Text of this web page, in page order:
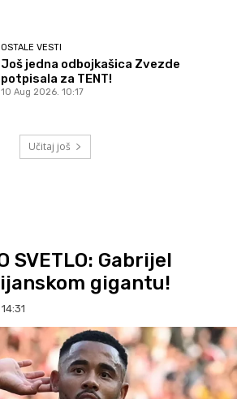
OSTALE VESTI
Još jedna odbojkašica Zvezde
potpisala za TENT!
10 Aug 2026. 10:17
Učitaj još